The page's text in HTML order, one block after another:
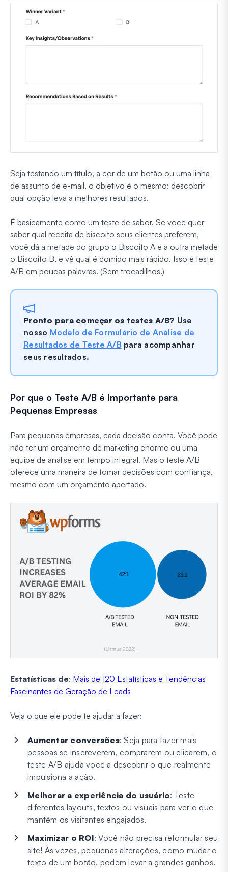
Seja testando um título, a cor de um botão ou uma linha
de assunto de e-mail, o objetivo é o mesmo: descobrir
qual opção leva a melhores resultados.
É basicamente como um teste de sabor. Se você quer
saber qual receita de biscoito seus clientes preferem,
você dá a metade do grupo o Biscoito A e a outra metade
o Biscoito B, e vê qual é comido mais rápido. Isso é teste
A/B em poucas palavras. (Sem trocadilhos.)
Pronto para começar os testes A/B? Use
nosso Modelo de Formulário de Análise de
Resultados de Teste A/B para acompanhar
seus resultados.
Por que o Teste A/B é Importante para
Pequenas Empresas
Para pequenas empresas, cada decisão conta. Você pode
não ter um orçamento de marketing enorme ou uma
equipe de análise em tempo integral. Mas o teste A/B
oferece uma maneira de tomar decisões com confiança,
mesmo com um orçamento apertado.
Estatísticas de: Mais de 120 Estatísticas e Tendências
Fascinantes de Geração de Leads
Veja o que ele pode te ajudar a fazer:
Aumentar conversões: Seja para fazer mais
pessoas se inscreverem, comprarem ou clicarem, o
teste A/B ajuda você a descobrir o que realmente
impulsiona a ação.
Melhorar a experiência do usuário: Teste
diferentes layouts, textos ou visuais para ver o que
mantém os visitantes engajados.
Maximizar o ROI: Você não precisa reformular seu
site! Às vezes, pequenas alterações, como mudar o
texto de um botão, podem levar a grandes ganhos.